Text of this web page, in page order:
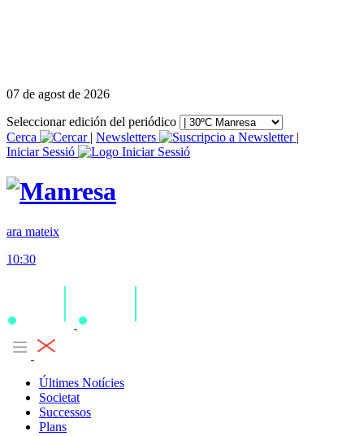
07 de agost de 2026
Seleccionar edición del periódico
Cerca
| Newsletters
|
Iniciar Sessió
ara mateix
10:30
Últimes Notícies
Societat
Successos
Plans